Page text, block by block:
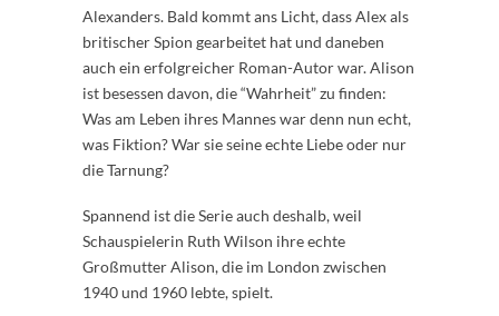
Alexanders. Bald kommt ans Licht, dass Alex als
britischer Spion gearbeitet hat und daneben
auch ein erfolgreicher Roman-Autor war. Alison
ist besessen davon, die “Wahrheit” zu finden:
Was am Leben ihres Mannes war denn nun echt,
was Fiktion? War sie seine echte Liebe oder nur
die Tarnung?
Spannend ist die Serie auch deshalb, weil
Schauspielerin Ruth Wilson ihre echte
Großmutter Alison, die im London zwischen
1940 und 1960 lebte, spielt.